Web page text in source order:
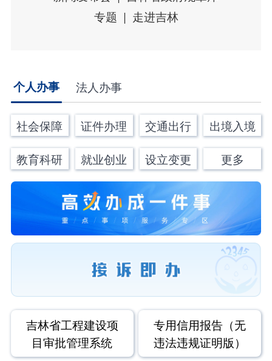
专题
走进吉林
个人办事 法人办事
社会保障 证件办理 交通出行 出境入境
教育科研 就业创业 设立变更 更多
吉林省工程建设项
目审批管理系统
专用信用报告（无
违法违规证明版）